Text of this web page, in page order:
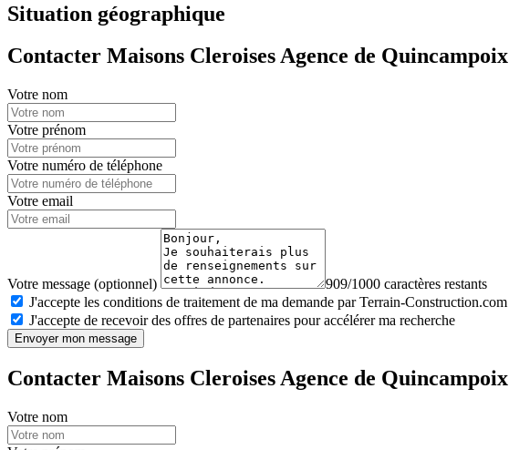
Situation géographique
Contacter Maisons Cleroises Agence de Quincampoix
Votre nom
Votre prénom
Votre numéro de téléphone
Votre email
Votre message (optionnel)
909/1000 caractères restants
J'accepte les conditions de traitement de ma demande par Terrain-Construction.com
J'accepte de recevoir des offres de partenaires pour accélérer ma recherche
Envoyer mon message
Contacter Maisons Cleroises Agence de Quincampoix
Votre nom